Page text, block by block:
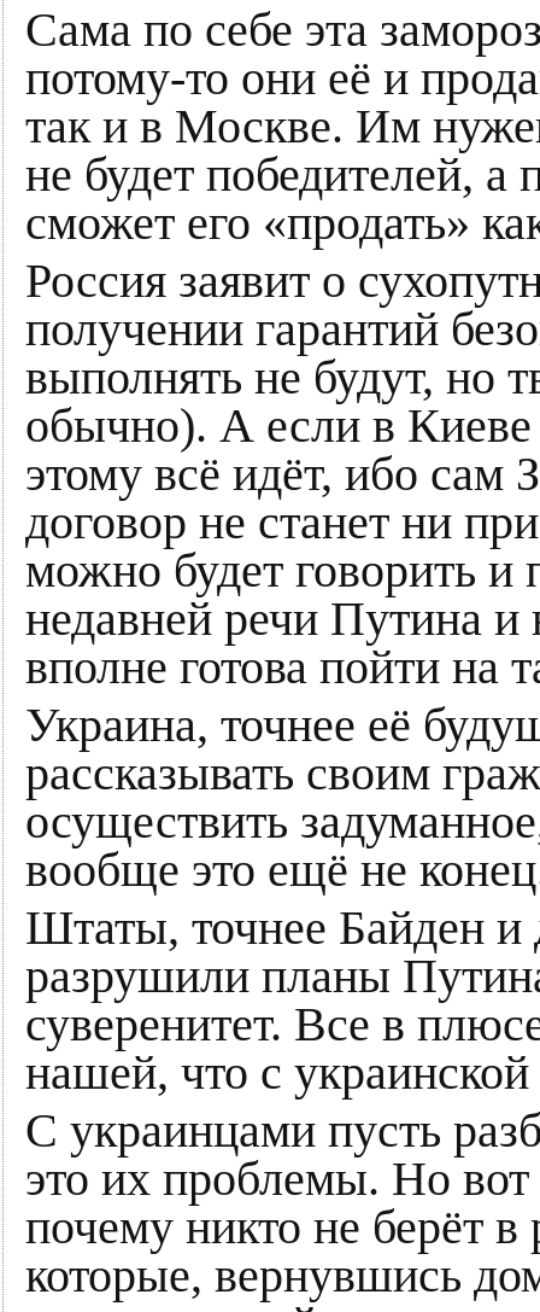
Сама по себе эта
потому-то они её и
так и в Москве. Им
не будет победителей, а
сможет его «продать»
Россия заявит о
получении гарантий
выполнять не будут, но
обычно). А если в
этому всё идёт, ибо
договор не станет ни
можно будет говорить
недавней речи Путина
вполне готова пойти на
Украина, точнее её
рассказывать своим
осуществить
вообще это ещё не
Штаты, точнее Байден и
разрушили планы
суверенитет. Все в
нашей, что с
С украинцами пусть
это их проблемы. Но
почему никто не берёт
которые, вернувшись